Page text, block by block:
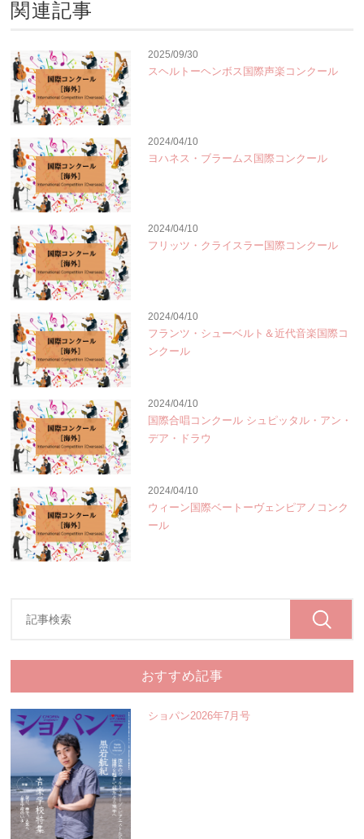
関連記事
2025/09/30
スヘルトーヘンボス国際声楽コンクール
2024/04/10
ヨハネス・ブラームス国際コンクール
2024/04/10
フリッツ・クライスラー国際コンクール
2024/04/10
フランツ・シューベルト＆近代音楽国際コ
ンクール
2024/04/10
国際合唱コンクール シュピッタル・アン・
デア・ドラウ
2024/04/10
ウィーン国際ベートーヴェンピアノコンク
ール
おすすめ記事
ショパン2026年7月号